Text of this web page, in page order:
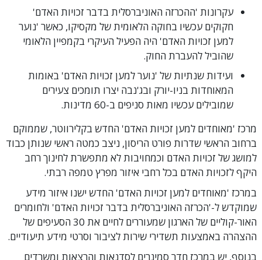
עקרונות 'ההכרזה האוניברסלית בדבר זכויות האדם'
חקוקים עכשיו בחוקה הלאומית של מקסיקו, כאשר 'נוער
למען זכויות האדם' היה הפעיל העיקרי בקמפיין הלאומי
שהוביל להעברת החוק.
ועידות שנתיות של 'נוער למען זכויות האדם' באומות
המאוחדות בניו-יורק ובג'נבה יצרו תומכים צעירים
שמובילים עכשיו מאות סניפים ב-60 מדינות.
מרכז 'מאוחדים למען זכויות האדם' החדש בקלירווטר, שממוקם
ברחוב הראשי שדרות פורט הריסון, ניצב כמטה ראשי שנותן כבוד
למושג של זכויות האדם וכמחויבות לא מתפשרת לחינוך רחב
היקף לזכויות האדם בכל רחבי איזור מפרץ טמפה רבתי.
במרכז 'מאוחדים למען זכויות האדם' החדש ישנו איזור מידע
שמוקדש ל-'הכרזה האוניברסלית בדבר זכויות האדם' ולחומרים
האור-קוליים של הארגון שמעוררים לחיים את 30 הסעיפים של
ההצהרה באמצעות תשדירי שירות לציבור וסרטי מידע תיעודיים.
בנוסף, יש במרכז חדר סמינרים לסדנאות והרצאות ומשרדים